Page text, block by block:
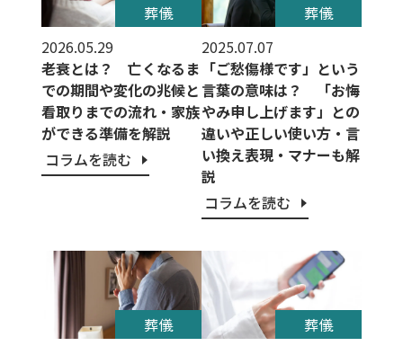
葬儀
2026.05.29
老衰とは？ 亡くなるま
での期間や変化の兆候と
看取りまでの流れ・家族
ができる準備を解説
コラムを読む
葬儀
2025.07.07
「ご愁傷様です」という
言葉の意味は？ 「お悔
やみ申し上げます」との
違いや正しい使い方・言
い換え表現・マナーも解
説
コラムを読む
葬儀
葬儀